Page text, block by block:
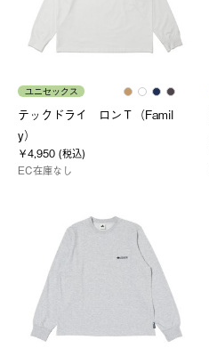
ユニセックス
テックドライ ロンＴ（Famil
y）
￥4,950 (税込)
EC在庫なし